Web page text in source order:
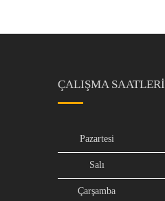
ÇALIŞMA SAATLERI
Pazartesi
Salı
Çarşamba